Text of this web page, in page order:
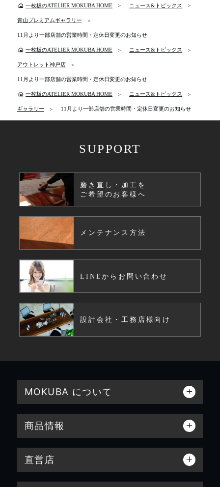
home 一枚板のATELIER MOKUBA HOME ニュース&トピックス
青山プレミアムギャラリー
11月より一部店舗の営業時間・定休日変更のお知らせ
home 一枚板のATELIER MOKUBA HOME ニュース&トピックス
アウトレット神戸店
11月より一部店舗の営業時間・定休日変更のお知らせ
home 一枚板のATELIER MOKUBA HOME ニュース&トピックス
ギャラリー 11月より一部店舗の営業時間・定休日変更のお知らせ
SUPPORT
磨き直し・加工を
ご希望のお客様へ
メンテナンス方法
LINEからお問い合わせ
設計会社・工務店様向け
MOKUBA について
商品情報
直営店